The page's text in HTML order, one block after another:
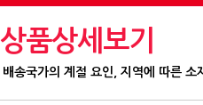
상품상세보기
배송국가의 계절 요인, 지역에 따른